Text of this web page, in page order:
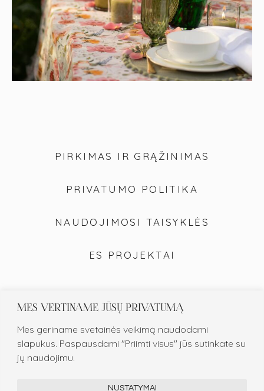
MES VERTINAME JŪSŲ PRIVATUMĄ
Mes geriname svetainės veikimą naudodami
slapukus. Paspausdami "Priimti visus" jūs sutinkate su
jų naudojimu.
NUSTATYMAI
PIRKIMAS IR GRĄŽINIMAS
PRIVATUMO POLITIKA
NAUDOJIMOSI TAISYKLĖS
ES PROJEKTAI